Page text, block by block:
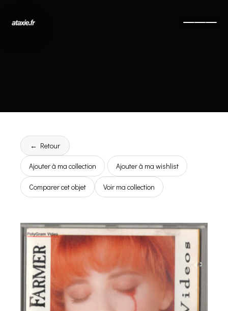
← Retour
Ajouter à ma collection Ajouter à ma wishlist
Comparer cet objet Voir ma collection